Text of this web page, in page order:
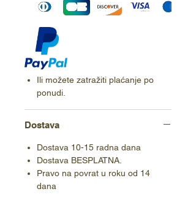
Ili možete zatražiti plaćanje po
ponudi.
Dostava
Dostava 10-15 radna dana
Dostava BESPLATNA.
Pravo na povrat u roku od 14
dana